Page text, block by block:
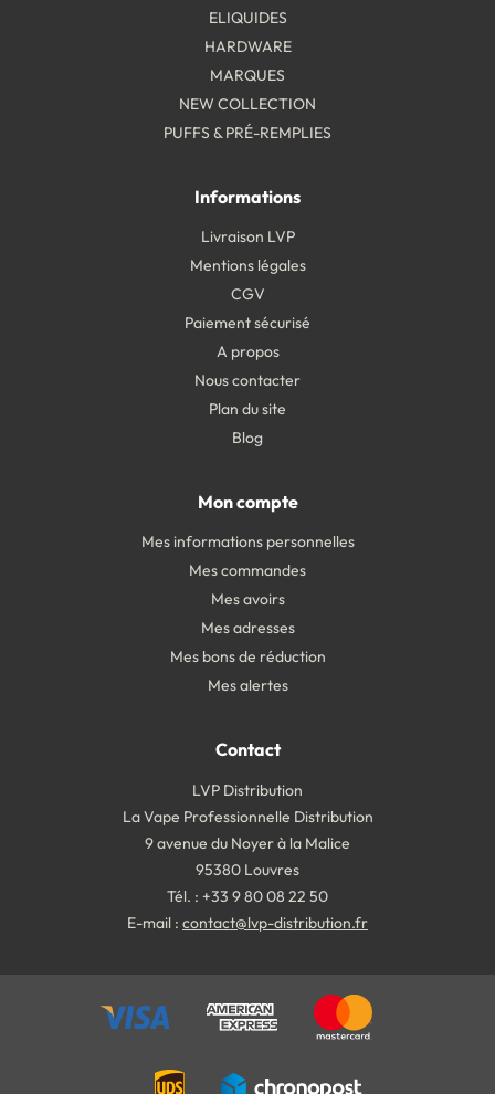
ELIQUIDES
HARDWARE
MARQUES
NEW COLLECTION
PUFFS & PRÉ-REMPLIES
Informations
Livraison LVP
Mentions légales
CGV
Paiement sécurisé
A propos
Nous contacter
Plan du site
Blog
Mon compte
Mes informations personnelles
Mes commandes
Mes avoirs
Mes adresses
Mes bons de réduction
Mes alertes
Contact
LVP Distribution
La Vape Professionnelle Distribution
9 avenue du Noyer à la Malice
95380 Louvres
Tél. : +33 9 80 08 22 50
E-mail : contact@lvp-distribution.fr